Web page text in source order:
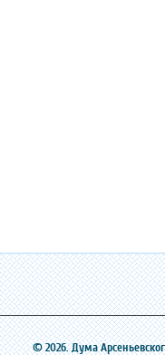
© 2026. Дума